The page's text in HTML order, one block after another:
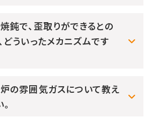
鈍で、歪取りができるとの
どういったメカニズムです
の雰囲気ガスについて教え